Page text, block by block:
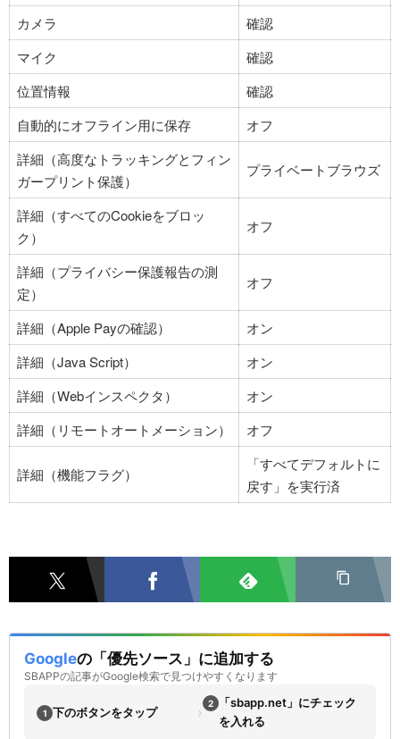
カメラ
確認
マイク
確認
位置情報
確認
自動的にオフライン用に保存
オフ
詳細（高度なトラッキングとフィン
ガープリント保護）
プライベートブラウズ
詳細（すべてのCookieをブロッ
ク）
オフ
詳細（プライバシー保護報告の測
定）
オフ
詳細（Apple Payの確認）
オン
詳細（Java Script）
オン
詳細（Webインスペクタ）
オン
詳細（リモートオートメーション）
オフ
詳細（機能フラグ）
「すべてデフォルトに
戻す」を実行済
Googleの「優先ソース」に追加する
SBAPPの記事がGoogle検索で見つけやすくなります
1 下のボタンをタップ › 2
「sbapp.net」にチェック
を入れる